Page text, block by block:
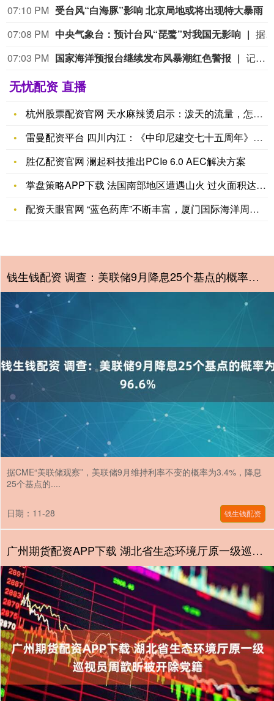
07:10 PM 受台风“白海豚”影响 北京局地或将出现特大暴雨
07:08 PM 中央气象台：预计台风“琵鹭”对我国无影响
据中央气象台消息，今年第16号台风“琵鹭”（热带风暴级；英文名称：PEILOU名字来源：中国澳门名称意义：一种澳门常见的候鸟）已于8月9日在西北太平洋洋面上生成。17时其中心距离关岛塞班北偏西方向约700公里，就是北纬21.1度、东经143.4度，中心附近最大风力有8级18米/秒（约
07:03 PM 国家海洋预报台继续发布风暴潮红色警报 记者从自然资源部获悉，今天（9日）16时，国家海洋预报台继续发布风暴潮红色警报。预计至10日下午，江苏南通到浙江宁波沿海将出现100到250厘米的风暴增水，浙江台州到温州沿海将出现180到350厘米的风暴增水，福建沿海将出现50到100厘米的风暴增水。浙江省宁波市、舟山市和台州市的风暴潮预警级别为红色，上海市和浙江省嘉兴市的风暴潮预警级别为橙色，浙江省温州市的风暴潮预警级别为黄色。请沿海政府及相关部门按照职责做好防御风暴潮的应急抢险工作，沿海低洼地区和危房户居民应及时转移到安全地带；关闭沿海危险区域浴场和游乐设施，禁止人员到海边游玩；渔排、渔船等海上作业人员及时上岸避险。 (央视新闻)
无忧配资 直播
杭州股票配资官网 天水麻辣烫启示：泼天的流量，怎么接才稳？
雷曼配资平台 四川内江：《中印尼建交七十五周年》纪念邮票发行
胜亿配资官网 澜起科技推出PCIe 6.0 AEC解决方案
掌盘策略APP下载 法国南部地区遭遇山火 过火面积达8000
配资天眼官网 “蓝色药库”不断丰富，厦门国际海洋周将共商建设
钱生钱配资 调查：美联储9月降息25个基点的概率为96.6%
据CME“美联储观察”，美联储9月维持利率不变的概率为3.4%，降息
25个基点的....
日期：11-28 钱生钱配资
广州期货配资APP下载 湖北省生态环境厅原一级巡视员周歆昕被开除党籍